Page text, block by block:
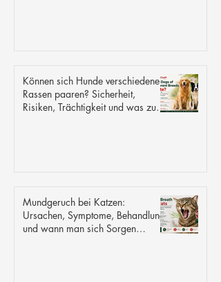
Können sich Hunde verschiedener
Rassen paaren? Sicherheit,
Risiken, Trächtigkeit und was zu
Mundgeruch bei Katzen:
Ursachen, Symptome, Behandlung
und wann man sich Sorgen